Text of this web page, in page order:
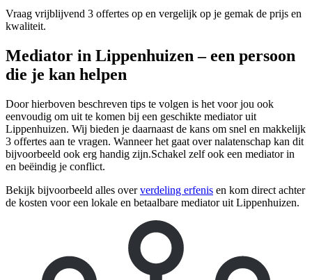
Vraag vrijblijvend 3 offertes op en vergelijk op je gemak de prijs en
kwaliteit.
Mediator in Lippenhuizen – een persoon
die je kan helpen
Door hierboven beschreven tips te volgen is het voor jou ook
eenvoudig om uit te komen bij een geschikte mediator uit
Lippenhuizen. Wij bieden je daarnaast de kans om snel en makkelijk
3 offertes aan te vragen. Wanneer het gaat over nalatenschap kan dit
bijvoorbeeld ook erg handig zijn.Schakel zelf ook een mediator in
en beëindig je conflict.
Bekijk bijvoorbeeld alles oververdeling erfenis en kom direct achter
de kosten voor een lokale en betaalbare mediator uit Lippenhuizen.